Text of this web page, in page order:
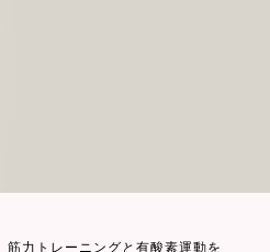
筋力トレーニングと有酸素運動を